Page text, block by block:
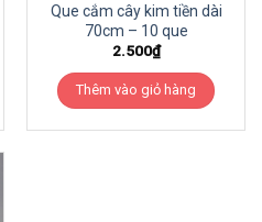
Que cắm cây kim tiền dài
70cm – 10 que
2.500₫
Thêm vào giỏ hàng